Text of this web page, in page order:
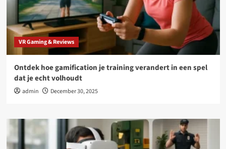
VR Gaming & Reviews
Ontdek hoe gamification je training verandert in een spel
dat je echt volhoudt
admin December 30, 2025